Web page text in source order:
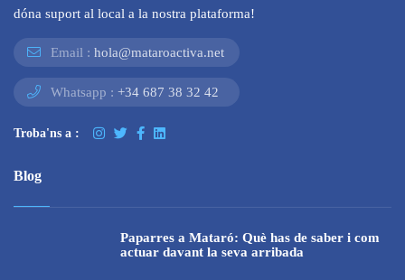
dóna suport al local a la nostra plataforma!
Email : hola@mataroactiva.net
Whatsapp : +34 687 38 32 42
Troba'ns a :
Blog
Paparres a Mataró: Què has de saber i com
actuar davant la seva arribada